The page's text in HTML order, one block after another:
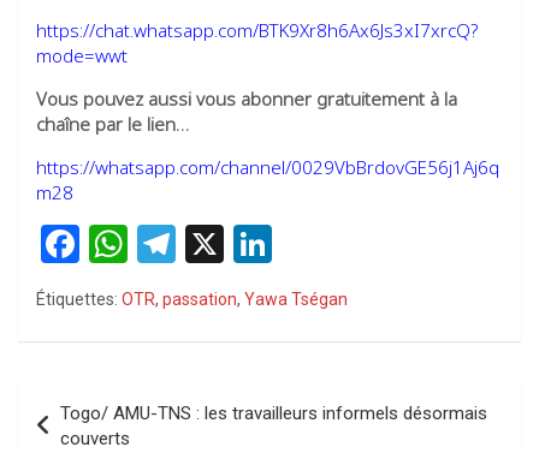
https://chat.whatsapp.com/BTK9Xr8h6Ax6Js3xI7xrcQ?
mode=wwt
Vous pouvez aussi vous abonner gratuitement à la
chaîne par le lien…
https://whatsapp.com/channel/0029VbBrdovGE56j1Aj6q
m28
F
a
ce
o
W
h
at
A
p
T
e
a
X
n
ke
n
Étiquettes: OTR, passation, Yawa Tségan
de
Togo/ AMU-TNS : les travailleurs informels désormais
couverts